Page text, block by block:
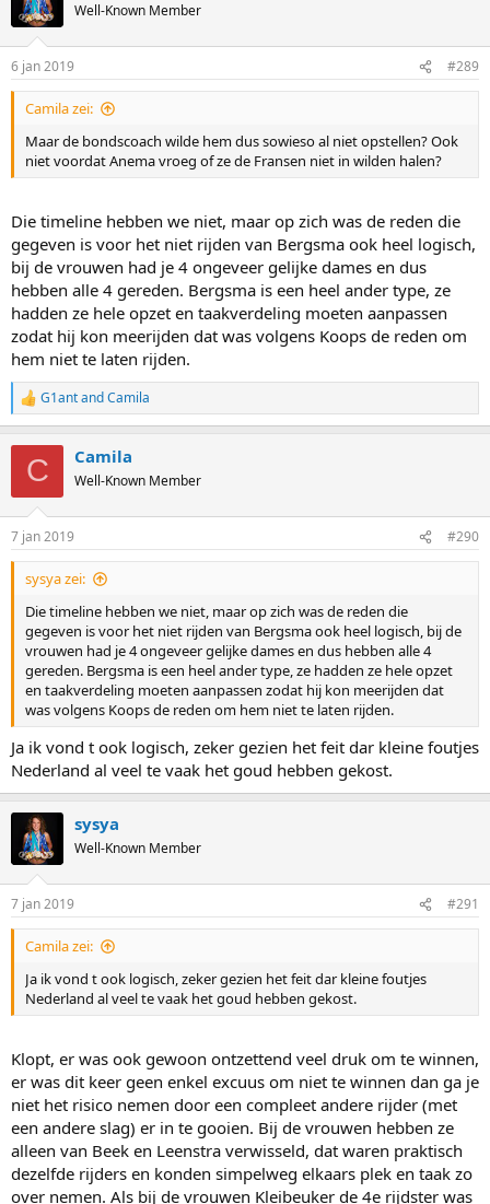
Well-Known Member
6 jan 2019 #289
Camila zei:
Maar de bondscoach wilde hem dus sowieso al niet opstellen? Ook
niet voordat Anema vroeg of ze de Fransen niet in wilden halen?
Die timeline hebben we niet, maar op zich was de reden die
gegeven is voor het niet rijden van Bergsma ook heel logisch,
bij de vrouwen had je 4 ongeveer gelijke dames en dus
hebben alle 4 gereden. Bergsma is een heel ander type, ze
hadden ze hele opzet en taakverdeling moeten aanpassen
zodat hij kon meerijden dat was volgens Koops de reden om
hem niet te laten rijden.
R
e
n
s
:
G1antandCamila
C Camila
Well-Known Member
7 jan 2019 #290
sysya zei:
Die timeline hebben we niet, maar op zich was de reden die
gegeven is voor het niet rijden van Bergsma ook heel logisch, bij de
vrouwen had je 4 ongeveer gelijke dames en dus hebben alle 4
gereden. Bergsma is een heel ander type, ze hadden ze hele opzet
en taakverdeling moeten aanpassen zodat hij kon meerijden dat
was volgens Koops de reden om hem niet te laten rijden.
Ja ik vond t ook logisch, zeker gezien het feit dar kleine foutjes
Nederland al veel te vaak het goud hebben gekost.
sysya
Well-Known Member
7 jan 2019 #291
Camila zei:
Ja ik vond t ook logisch, zeker gezien het feit dar kleine foutjes
Nederland al veel te vaak het goud hebben gekost.
Klopt, er was ook gewoon ontzettend veel druk om te winnen,
er was dit keer geen enkel excuus om niet te winnen dan ga je
niet het risico nemen door een compleet andere rijder (met
een andere slag) er in te gooien. Bij de vrouwen hebben ze
alleen van Beek en Leenstra verwisseld, dat waren praktisch
dezelfde rijders en konden simpelweg elkaars plek en taak zo
over nemen. Als bij de vrouwen Kleibeuker de 4e rijdster was